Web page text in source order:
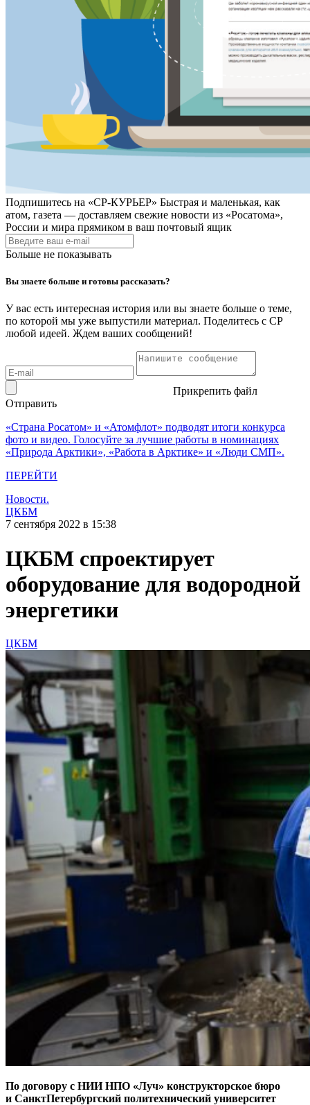
Подпишитесь на «СР-КУРЬЕР» Быстрая и маленькая, как
атом, газета — доставляем свежие новости из «Росатома»,
России и мира прямиком в ваш почтовый ящик
Больше не показывать
Вы знаете больше и готовы рассказать?
У вас есть интересная история или вы знаете больше о теме,
по которой мы уже выпустили материал. Поделитесь с СР
любой идеей. Ждем ваших сообщений!
Прикрепить файл
Отправить
«Страна Росатом» и «Атомфлот» подводят итоги конкурса
фото и видео. Голосуйте за лучшие работы в номинациях
«Природа Арктики», «Работа в Арктике» и «Люди СМП».
ПЕРЕЙТИ
Новости.
ЦКБМ
7 сентября 2022 в 15:38
ЦКБМ спроектирует
оборудование для водородной
энергетики
ЦКБМ
По договору с НИИ НПО «Луч» конструкторское бюро
и Санкт­Петербургский политехнический университет